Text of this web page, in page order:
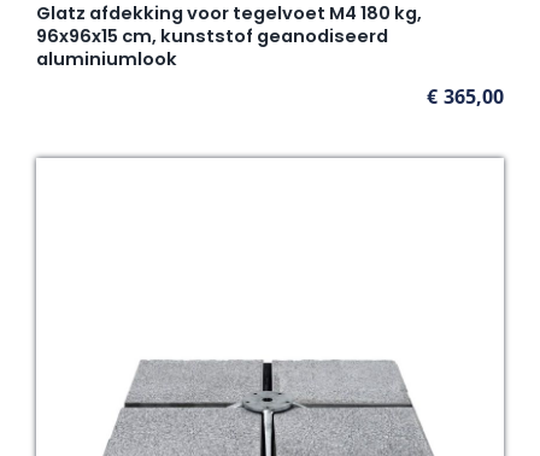
Glatz afdekking voor tegelvoet M4 180 kg,
96x96x15 cm, kunststof geanodiseerd
aluminiumlook
€ 365,00